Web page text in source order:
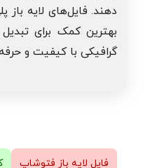
دهند. فایل‌های لایه باز
بهترین کمک برای
گرافیکی با کیفیت و
فایل لایه باز فتوشاپ